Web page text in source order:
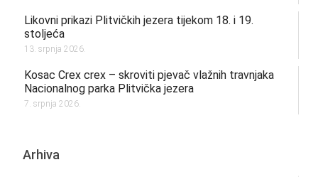
Likovni prikazi Plitvičkih jezera tijekom 18. i 19.
stoljeća
13. srpnja 2026.
Kosac Crex crex – skroviti pjevač vlažnih travnjaka
Nacionalnog parka Plitvička jezera
7. srpnja 2026.
Arhiva